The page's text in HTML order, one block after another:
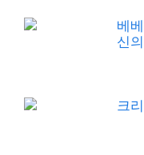
베
신
크